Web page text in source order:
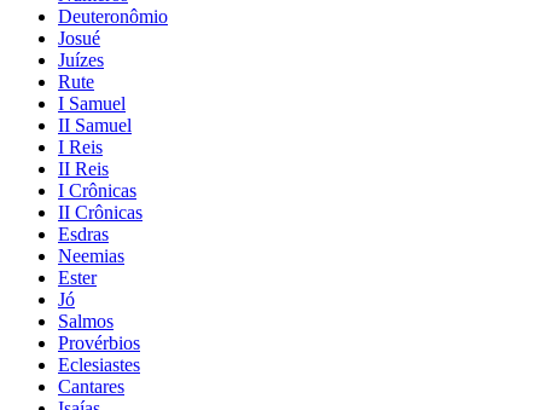
Deuteronômio
Josué
Juízes
Rute
I Samuel
II Samuel
I Reis
II Reis
I Crônicas
II Crônicas
Esdras
Neemias
Ester
Jó
Salmos
Provérbios
Eclesiastes
Cantares